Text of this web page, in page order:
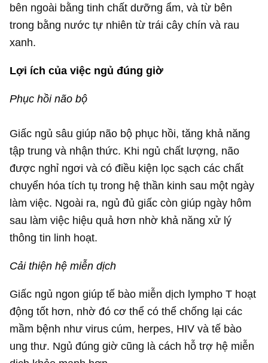
bên ngoài bằng tinh chất dưỡng ẩm, và từ bên
trong bằng nước tự nhiên từ trái cây chín và rau
xanh.
Lợi ích của việc ngủ đúng giờ
Phục hồi não bộ
Giấc ngủ sâu giúp não bộ phục hồi, tăng khả năng
tập trung và nhận thức. Khi ngủ chất lượng, não
được nghỉ ngơi và có điều kiện lọc sạch các chất
chuyển hóa tích tụ trong hệ thần kinh sau một ngày
làm việc. Ngoài ra, ngủ đủ giấc còn giúp ngày hôm
sau làm việc hiệu quả hơn nhờ khả năng xử lý
thông tin linh hoạt.
Cải thiện hệ miễn dịch
Giấc ngủ ngon giúp tế bào miễn dịch lympho T hoạt
động tốt hơn, nhờ đó cơ thể có thể chống lại các
mầm bệnh như virus cúm, herpes, HIV và tế bào
ung thư. Ngủ đúng giờ cũng là cách hỗ trợ hệ miễn